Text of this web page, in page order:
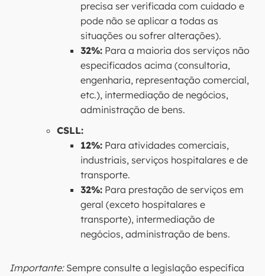
precisa ser verificada com cuidado e
pode não se aplicar a todas as
situações ou sofrer alterações).
32%: Para a maioria dos serviços não
especificados acima (consultoria,
engenharia, representação comercial,
etc.), intermediação de negócios,
administração de bens.
CSLL:
12%: Para atividades comerciais,
industriais, serviços hospitalares e de
transporte.
32%: Para prestação de serviços em
geral (exceto hospitalares e
transporte), intermediação de
negócios, administração de bens.
Importante:Sempre consulte a legislação específica